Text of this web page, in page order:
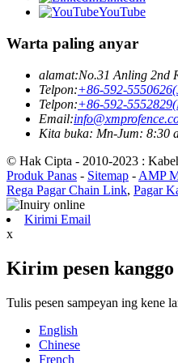
YouTube
Warta paling anyar
alamat:No.31 Anling 2nd
Telpon:+86-592-
Telpon:+86-592-
Email:
Kita buka: Mn-Jum: 8:30
© Hak Cipta - 2010-2023 :
Produk Panas - Sitemap - AMP
Rega Pagar Chain Link, Pagar
Kirimi Email
x
Kirim pesen
Tulis pesen sampeyan ing kene
English
Chinese
French